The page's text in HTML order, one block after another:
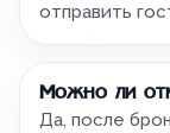
отправить
Можно ли
Да, после